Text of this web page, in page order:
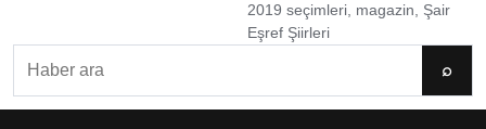
2019 seçimleri, magazin, Şair
Eşref Şiirleri
⌕